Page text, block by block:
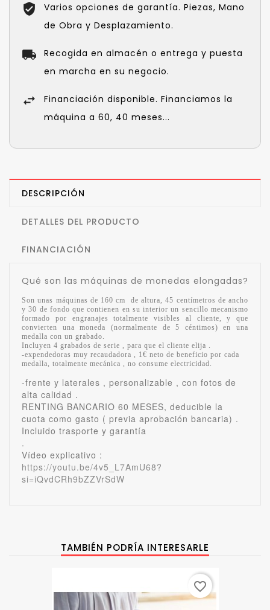
Varios opciones de garantía. Piezas, Mano
de Obra y Desplazamiento.
Recogida en almacén o entrega y puesta
en marcha en su negocio.
Financiación disponible. Financiamos la
máquina a 60, 40 meses...
DESCRIPCIÓN
DETALLES DEL PRODUCTO
FINANCIACIÓN
Qué son las máquinas de monedas elongadas?
Son unas máquinas de 160 cm de altura, 45 centímetros de ancho
y 30 de fondo que contienen en su interior un sencillo mecanismo
formado por engranajes totalmente visibles al cliente, y que
convierten una moneda (normalmente de 5 céntimos) en una
medalla con un grabado.
Incluyen 4 grabados de serie , para que el cliente elija .
-expendedoras muy recaudadora , 1€ neto de beneficio por cada
medalla, totalmente mecánica , no consume electricidad.
-frente y laterales , personalizable , con fotos de
alta calidad .
RENTING BANCARIO 60 MESES, deducible la
cuota como gasto ( previa aprobación bancaria) .
Incluido trasporte y garantía
.
Vídeo explicativo :
https://youtu.be/4v5_L7AmU68?
si=iQvdCRh9bZZVrSdW
TAMBIÉN PODRÍA INTERESARLE
favorite_border